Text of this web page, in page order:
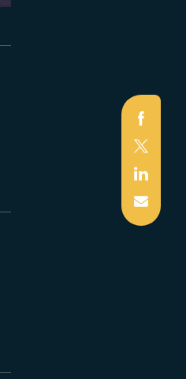
X
Mail